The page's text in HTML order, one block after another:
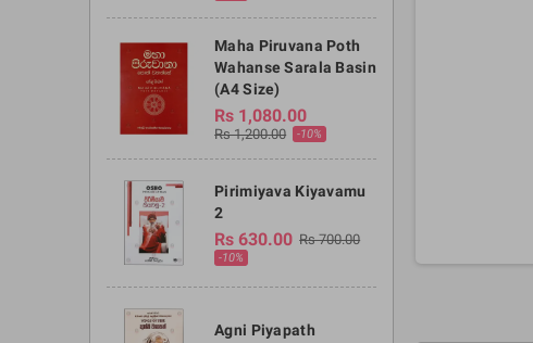
Maha Piruvana Poth
Wahanse Sarala Basin
(A4 Size)
Rs 1,080.00
Rs 1,200.00 -10%
Pirimiyava Kiyavamu
2
Rs 630.00 Rs 700.00
-10%
Agni Piyapath